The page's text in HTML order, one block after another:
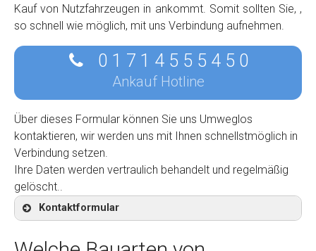
Kauf von Nutzfahrzeugen in ankommt. Somit sollten Sie, ,
so schnell wie möglich, mit uns Verbindung aufnehmen.
0 1 7 1 4 5 5 5 4 5 0
Ankauf Hotline
Über dieses Formular können Sie uns Umweglos
kontaktieren, wir werden uns mit Ihnen schnellstmöglich in
Verbindung setzen.
Ihre Daten werden vertraulich behandelt und regelmäßig
gelöscht..
Kontaktformular